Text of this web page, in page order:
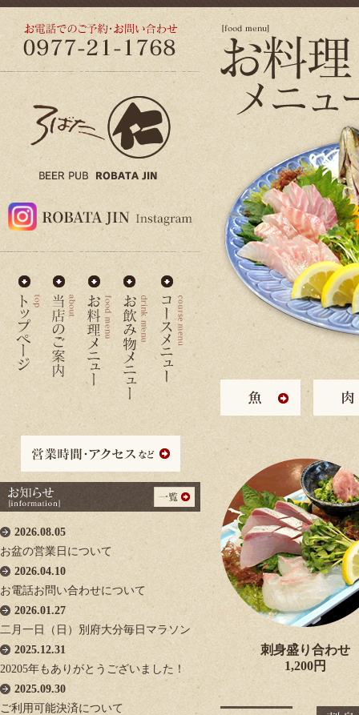
2026.08.05
お盆の営業日について
2026.04.10
お電話お問い合わせについて
2026.01.27
二月一日（日）別府大分毎日マラソン
2025.12.31
20205年もありがとうございました！
2025.09.30
ご利用可能決済について
刺身盛り合わせ
1,200円